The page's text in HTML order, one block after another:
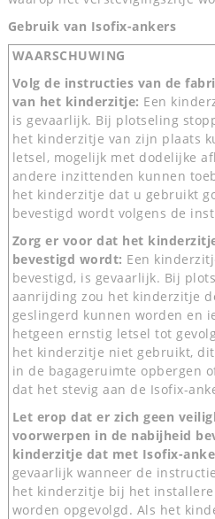
Gebruik van Isofix-ankers
WAARSCHUWING
Volg de instructies van de
van het kinderzitje: Een
is gevaarlijk. Bij plotseling
het kinderzitje van zijn plaats
letsel, mogelijk met dodelijke
andere inzittenden kunnen
het kinderzitje dat u gebruikt
bevestigd wordt volgens de
Zorg er voor dat het
bevestigd wordt: Een
bevestigd, is gevaarlijk. Bij
aanrijding zou het kinderzitje
geslingerd kunnen worden en
hetgeen ernstig letsel tot
het kinderzitje niet gebruikt,
in de bagageruimte opbergen
dat het stevig aan de Isofix-
Let erop dat er zich geen
voorwerpen in de nabijheid
kinderzitje dat met Isofix-
gevaarlijk wanneer de
het kinderzitje bij het
worden opgevolgd. Als het